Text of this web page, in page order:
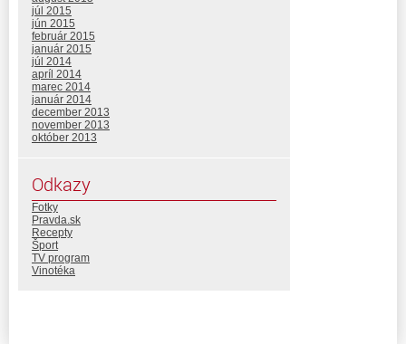
júl 2015
jún 2015
február 2015
január 2015
júl 2014
apríl 2014
marec 2014
január 2014
december 2013
november 2013
október 2013
Odkazy
Fotky
Pravda.sk
Recepty
Šport
TV program
Vinotéka